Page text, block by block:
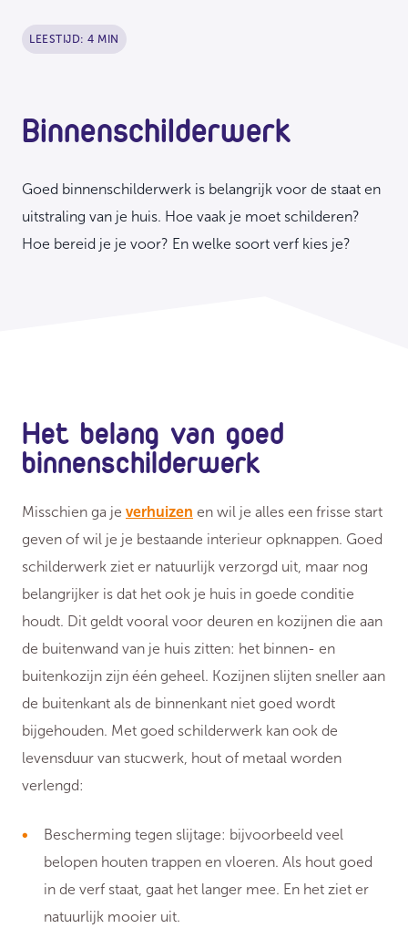
LEESTIJD: 4 MIN
Binnenschilderwerk
Goed binnenschilderwerk is belangrijk voor de staat en
uitstraling van je huis. Hoe vaak je moet schilderen?
Hoe bereid je je voor? En welke soort verf kies je?
Het belang van goed
binnenschilderwerk
Misschien ga je verhuizen en wil je alles een frisse start
geven of wil je je bestaande interieur opknappen. Goed
schilderwerk ziet er natuurlijk verzorgd uit, maar nog
belangrijker is dat het ook je huis in goede conditie
houdt. Dit geldt vooral voor deuren en kozijnen die aan
de buitenwand van je huis zitten: het binnen- en
buitenkozijn zijn één geheel. Kozijnen slijten sneller aan
de buitenkant als de binnenkant niet goed wordt
bijgehouden. Met goed schilderwerk kan ook de
levensduur van stucwerk, hout of metaal worden
verlengd:
Bescherming tegen slijtage: bijvoorbeeld veel
belopen houten trappen en vloeren. Als hout goed
in de verf staat, gaat het langer mee. En het ziet er
natuurlijk mooier uit.